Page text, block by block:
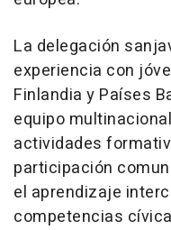
La delegación
experiencia con
Finlandia y Países
equipo
actividades
participación
el aprendizaje
competencias